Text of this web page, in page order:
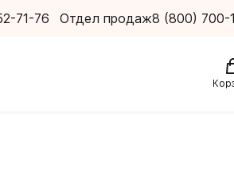
71-76 Отдел продаж8 (800) 700-